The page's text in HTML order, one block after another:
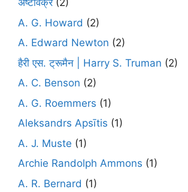
अष्टावक्र(2)
A. G. Howard (2)
A. Edward Newton (2)
हैरी एस. ट्रूमैन | Harry S. Truman (2)
A. C. Benson (2)
A. G. Roemmers (1)
Aleksandrs Apsītis (1)
A. J. Muste (1)
Archie Randolph Ammons (1)
A. R. Bernard (1)